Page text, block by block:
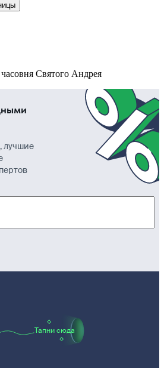
Святого Андрея
лучшие
Тапни сюда